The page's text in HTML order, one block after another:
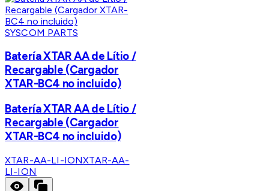
SYSCOM PARTS
Batería XTAR AA de Lítio /
Recargable (Cargador
XTAR-BC4 no incluido)
Batería XTAR AA de Lítio /
Recargable (Cargador
XTAR-BC4 no incluido)
XTAR-AA-LI-IONXTAR-AA-
LI-ION